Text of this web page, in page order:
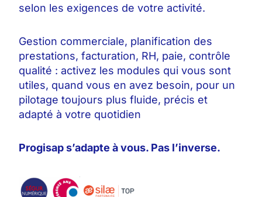
selon les exigences de votre activité.
Gestion commerciale, planification des
prestations, facturation, RH, paie, contrôle
qualité : activez les modules qui vous sont
utiles, quand vous en avez besoin, pour un
pilotage toujours plus fluide, précis et
adapté à votre quotidien
Progisap s’adapte à vous. Pas l’inverse.